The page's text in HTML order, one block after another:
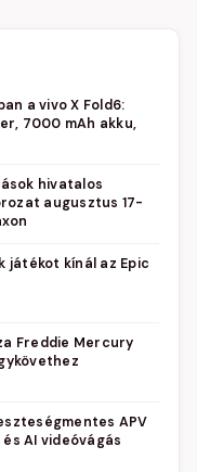
a vivo X Fold6:
7000 mAh akku,
hivatalos
augusztus 17-
játékot kínál az Epic
Freddie Mercury
APV
AI videóvágás